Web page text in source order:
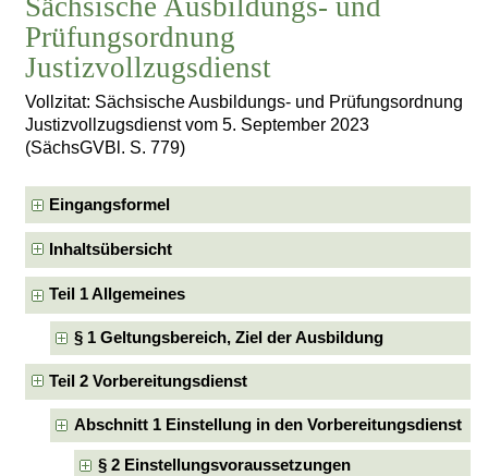
Sächsische Ausbildungs- und
Prüfungsordnung
Justizvollzugsdienst
Vollzitat: Sächsische Ausbildungs- und Prüfungsordnung
Justizvollzugsdienst vom 5. September 2023
(SächsGVBl. S. 779)
Eingangsformel
Inhaltsübersicht
Teil 1 Allgemeines
§ 1 Geltungsbereich, Ziel der Ausbildung
Teil 2 Vorbereitungsdienst
Abschnitt 1 Einstellung in den Vorbereitungsdienst
§ 2 Einstellungsvoraussetzungen